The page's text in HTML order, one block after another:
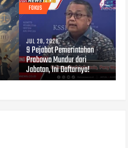
FOKUS
JUL 28, 2026
9 Pejabat Pemerintahan
Prabowo Mundur dari
Jabatan, Ini Daftarnya!